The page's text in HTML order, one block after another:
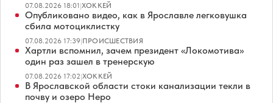
07.08.2026 18:01|ХОККЕЙ
Опубликовано видео, как в Ярославле легковушка
сбила мотоциклистку
07.08.2026 17:39|ПРОИСШЕСТВИЯ
Хартли вспомнил, зачем президент «Локомотива»
один раз зашел в тренерскую
07.08.2026 17:02|ХОККЕЙ
В Ярославской области стоки канализации текли в
почву и озеро Неро